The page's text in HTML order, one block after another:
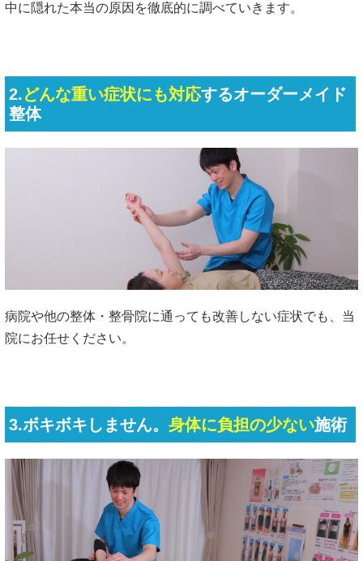
中に隠れた本当の原因を徹底的に調べていきます。
2.どんな重い症状にも対応するオーダーメイド
整体
病院や他の整体・整骨院に通っても改善しない症状でも、当
院にお任せください。
3.ボキボキしません。 身体に負担の少ない施術